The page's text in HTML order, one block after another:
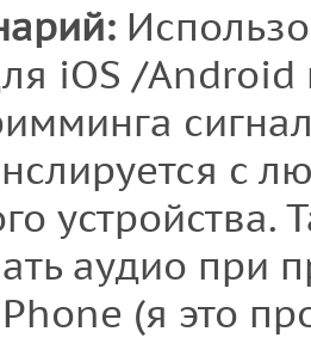
iOS /Android
с
устройства.
аудио при
(я это